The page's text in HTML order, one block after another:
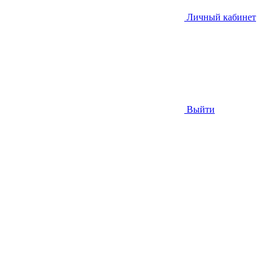
Личный кабинет
Выйти